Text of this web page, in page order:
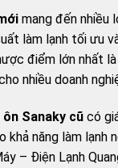
mang đến nhiều
làm lạnh tối ưu
điểm lớn nhất
nhiều doanh
Sanaky cũ có
khả năng làm lạnh
– Điện Lạnh